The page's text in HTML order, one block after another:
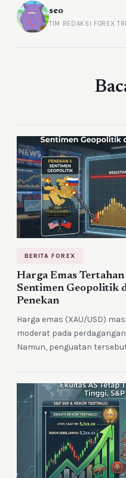
seo
TIM REDAKSI FOREX
BERITA FOREX
Harga Emas
Sentimen Geopolitik
Penekan
Harga emas (XAU/USD)
moderat pada
Namun, penguatan